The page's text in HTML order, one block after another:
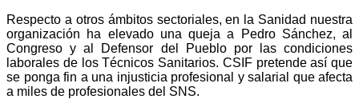
Respecto a otros ámbitos sectoriales, en la Sanidad nuestra
organización ha elevado una queja a Pedro Sánchez, al
Congreso y al Defensor del Pueblo por las condiciones
laborales de los Técnicos Sanitarios. CSIF pretende así que
se ponga fin a una injusticia profesional y salarial que afecta
a miles de profesionales del SNS.